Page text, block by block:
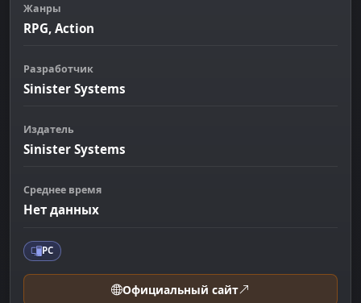
Жанры
RPG, Action
Разработчик
Sinister Systems
Издатель
Sinister Systems
Среднее время
Нет данных
PC
Официальный сайт